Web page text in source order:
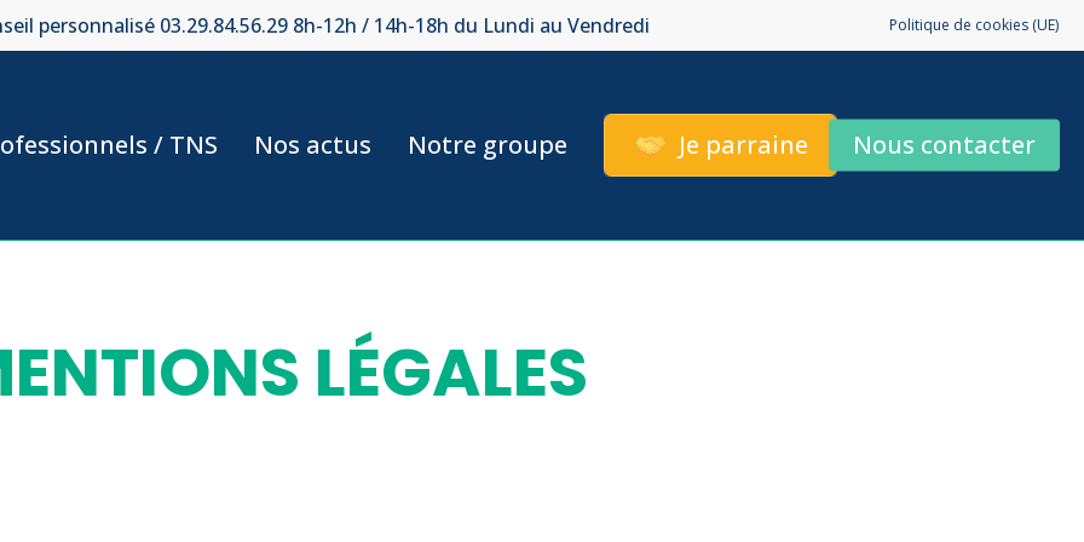
personnalisé 03.29.84.56.29 8h-12h / 14h-18h du Lundi au Vendredi Politique de cookies (UE)
/ TNS Nos actus Notre groupe Je parraine Nous contacter
LÉGALES